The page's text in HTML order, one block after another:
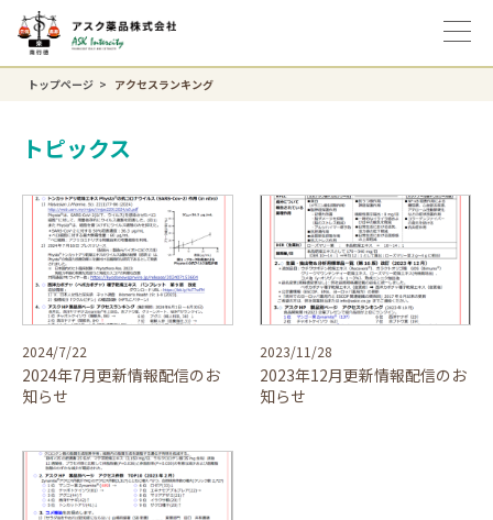
トップページ アクセスランキング
トピックス
2024/7/22
2024年7月更新情報配信のお
知らせ
2023/11/28
2023年12月更新情報配信のお
知らせ